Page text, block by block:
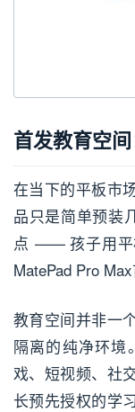
首发教育空
在当下的平板市
品只是简单预装
点 —— 孩子用平
MatePad Pro
教育空间并非一
隔离的纯净环境
戏、短视频、社
长预先授权的学